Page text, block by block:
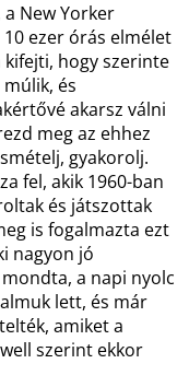
New Yorker
ezer órás elmélet
hogy szerinte
és
akarsz válni
meg az ehhez
gyakorolj.
fel, akik 1960-ban
és játszottak
is fogalmazta ezt
nagyon jó
a napi nyolc
lett, és már
amiket a
szerint ekkor